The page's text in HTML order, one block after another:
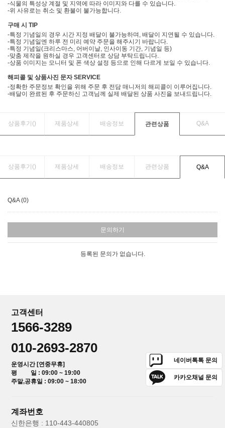
-식물의 특성상 계절 및 지역에 따라 이미지와 다를 수 있습니다.
-위 사유로는 취소 및 환불이 불가능합니다.
구매 시 TIP
-특정 기념일의 경우 시간 지정 배달이 불가능하며, 배달이 지연될 수 있습니다.
-특정 기념일엔 하루 전 미리 예약 주문을 해주시기 바랍니다.
-특정 기념일(크리스마스, 어버이날, 인사이동 기간, 기념일 등)
-맞춤 제작을 원하실 경우 고객센터로 상담 부탁드립니다.
-상품 이미지는 모니터 및 폰 색상 설정 등으로 인해 다르게 보일 수 있습니다.
해피콜 및 상품사진 문자 SERVICE
-정확한 주문정보 확인을 위해 주문 후 전담 매니저의 해피콜이 이루어집니다.
-배달이 완료된 후 주문하신 고객님께 실제 배달된 상품 사진을 보내드립니다.
상품후기() 제품상세 배송정보 관련상품 Q&A
상품후기() 제품상세 배송정보 관련상품 Q&A
Q&A (0)
문의하기
등록된 문의가 없습니다.
고객센터
1566-3289
010-2693-2870
운영시간 [연중무휴]
평 일 : 09:00 ~ 19:00
주말,공휴일 : 09:00 ~ 18:00
네이버톡톡 문의
카카오채널 문의
계좌번호
신한은행 : 110-443-440805